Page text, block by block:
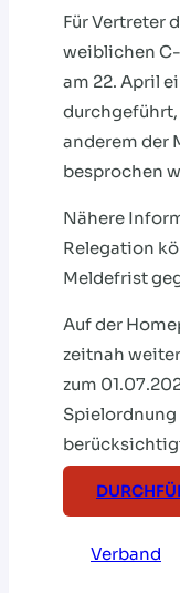
Für Vertreter
weiblichen
am 22. April
durchgeführt,
anderem der
besprochen
Nähere
Relegation
Meldefrist
Auf der
zeitnah
zum
Verband